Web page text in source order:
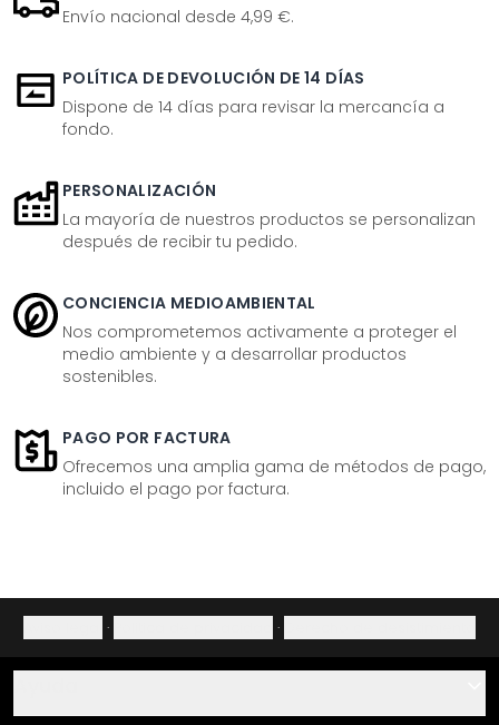
Envío nacional desde 4,99 €.
POLÍTICA DE DEVOLUCIÓN DE 14 DÍAS
Dispone de 14 días para revisar la mercancía a
fondo.
PERSONALIZACIÓN
La mayoría de nuestros productos se personalizan
después de recibir tu pedido.
CONCIENCIA MEDIOAMBIENTAL
Nos comprometemos activamente a proteger el
medio ambiente y a desarrollar productos
sostenibles.
PAGO POR FACTURA
Ofrecemos una amplia gama de métodos de pago,
incluido el pago por factura.
· ·